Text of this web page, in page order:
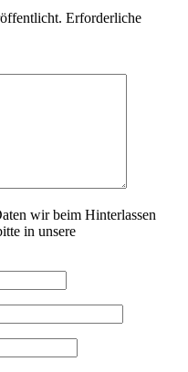
Erforderliche
wir beim Hinterlassen
in unsere